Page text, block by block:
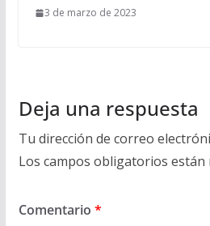
3 de marzo de 2023
Deja una respuesta
Tu dirección de correo
Los campos obligatorios están
Comentario *